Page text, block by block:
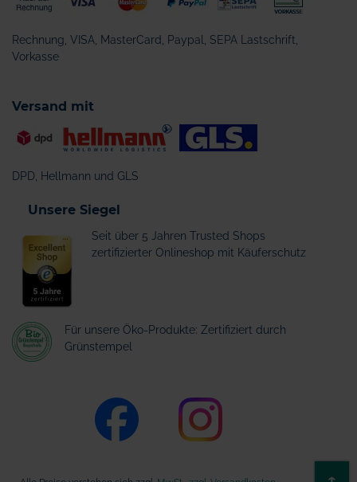
Rechnung, VISA, MasterCard, Paypal, SEPA Lastschrift,
Vorkasse
Versand mit
DPD, Hellmann und GLS
Unsere Siegel
Seit über 5 Jahren Trusted Shops
zertifizierter Onlineshop mit Käuferschutz
Für unsere Öko-Produkte: Zertifiziert durch
Grünstempel